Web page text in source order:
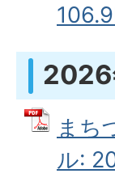
まち
ル: